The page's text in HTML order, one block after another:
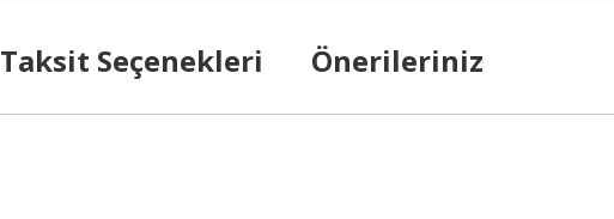
Taksit Seçenekleri Önerileriniz